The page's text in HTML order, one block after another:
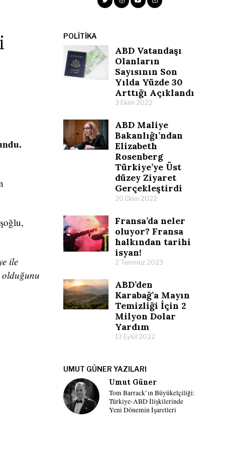
ile
olduğunu
POLITIKA
ABD Vatandaşı
Olanların
Sayısının Son
Yılda Yüzde 30
Arttığı Açıklandı
3 Ekim 2022
ABD Maliye
Bakanlığı’ndan
Elizabeth
Rosenberg
Türkiye’ye Üst
düzey Ziyaret
Gerçekleştirdi
20 Ekim 2022
Fransa’da neler
oluyor? Fransa
halkından tarihi
isyan!
2 Temmuz 2023
ABD’den
Karabağ’a Mayın
Temizliği İçin 2
Milyon Dolar
Yardım
13 Eylül 2022
UMUT GÜNER YAZILARI
Umut Güner
Tom Barrack’ın Büyükelçiliği:
Türkiye-ABD İlişkilerinde
Yeni Dönemin İşaretleri